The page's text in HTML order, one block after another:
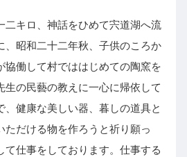
二キロ、神話をひめて宍道湖へ流
、昭和二十二年秋、子供のころか
協働して村でははじめての陶窯を
生の民藝の教えに一心に帰依して
、健康な美しい器、暮しの道具と
ただける物を作ろうと祈り願っ
て仕事をしております。仕事する